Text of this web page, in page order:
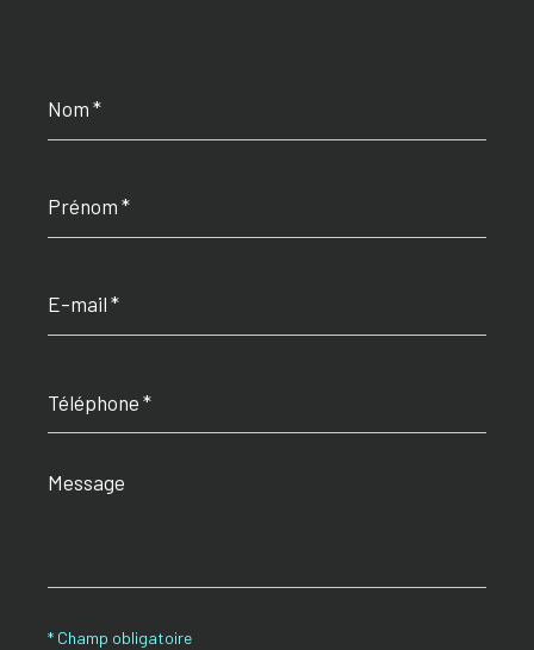
*
*
mail
*
*
Message
*
* Champ obligatoire